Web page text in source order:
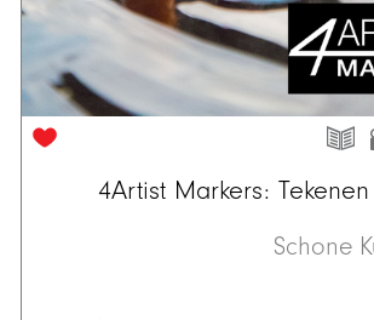
4Artist Markers:
Schone